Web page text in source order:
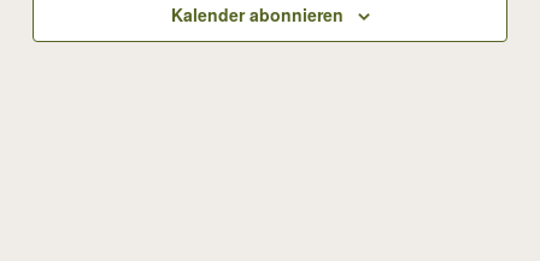
Kalender abonnieren